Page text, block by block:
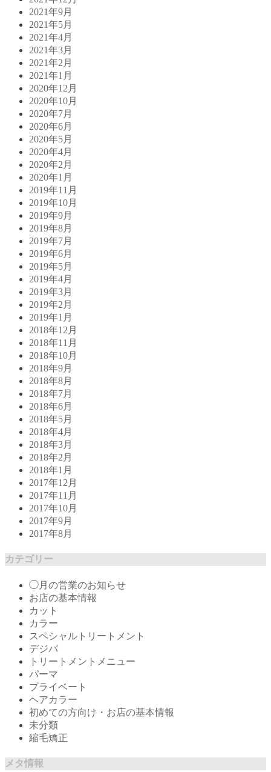
2021年9月
2021年5月
2021年4月
2021年3月
2021年2月
2021年1月
2020年12月
2020年10月
2020年7月
2020年6月
2020年5月
2020年4月
2020年2月
2020年1月
2019年11月
2019年10月
2019年9月
2019年8月
2019年7月
2019年6月
2019年5月
2019年4月
2019年3月
2019年2月
2019年1月
2018年12月
2018年11月
2018年10月
2018年9月
2018年8月
2018年7月
2018年6月
2018年5月
2018年4月
2018年3月
2018年2月
2018年1月
2017年12月
2017年11月
2017年10月
2017年9月
2017年8月
カテゴリー
◯月の営業のお知らせ
お店の基本情報
カット
カラー
スペシャルトリートメント
デジパ
トリートメントメニュー
パーマ
プライベート
ヘアカラー
初めての方向け・お店の基本情報
未分類
縮毛矯正
メタ情報